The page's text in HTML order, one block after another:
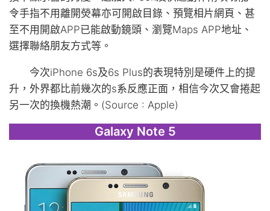
令手指不用離開熒幕亦可開啟目錄、預覽相片網頁、甚
至不用開啟APP已能啟動鏡頭、瀏覽Maps APP地址、
選擇聯絡朋友方式等。
今次iPhone 6s及6s Plus的表現特別是硬件上的提
升，外界都比前幾次的s系反應正面，相信今次又會捲起
另一次的換機熱潮。(Source : Apple)
Galaxy Note 5